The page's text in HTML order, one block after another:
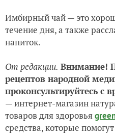
Имбирный чай — это
течение дня, а также
напиток.
От редакции. Внимание!
рецептов народной
проконсультируйтесь с
— интернет-магазин
товаров для здоровья
средства, которые